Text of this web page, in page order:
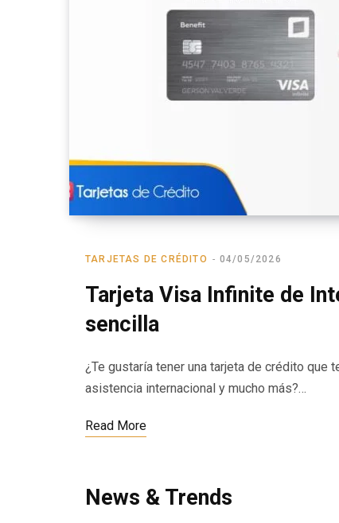
TARJETAS DE CRÉDITO 04/05/2026
Tarjeta Visa Infinite de
sencilla
¿Te gustaría tener una tarjeta de crédito
asistencia internacional y mucho más?…
Read More
News & Trends